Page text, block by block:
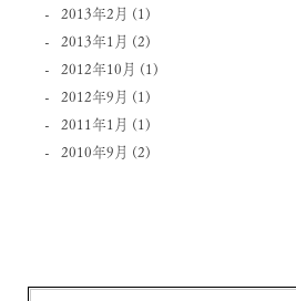
2013年2月 (1)
2013年1月 (2)
2012年10月 (1)
2012年9月 (1)
2011年1月 (1)
2010年9月 (2)